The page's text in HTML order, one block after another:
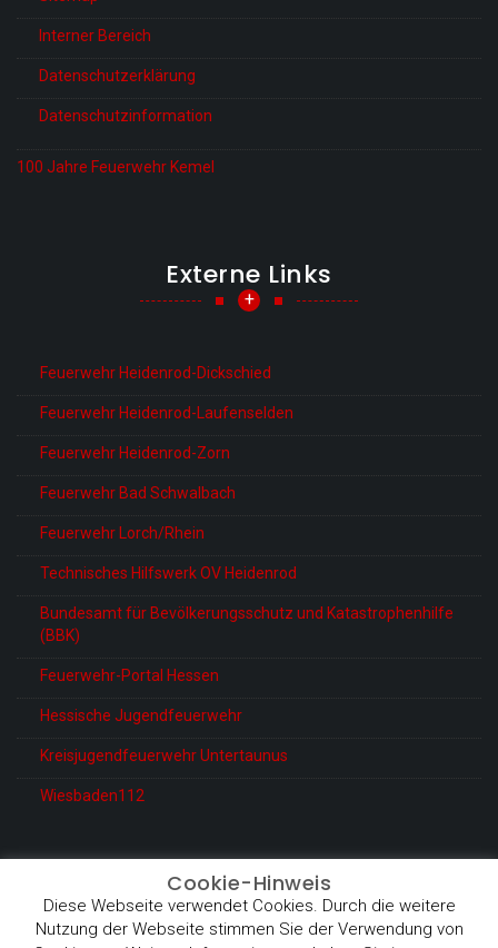
Interner Bereich
Datenschutzerklärung
Datenschutzinformation
100 Jahre Feuerwehr Kemel
Externe Links
+
Feuerwehr Heidenrod-Dickschied
Feuerwehr Heidenrod-Laufenselden
Feuerwehr Heidenrod-Zorn
Feuerwehr Bad Schwalbach
Feuerwehr Lorch/Rhein
Technisches Hilfswerk OV Heidenrod
Bundesamt für Bevölkerungsschutz und Katastrophenhilfe
(BBK)
Feuerwehr-Portal Hessen
Hessische Jugendfeuerwehr
Kreisjugendfeuerwehr Untertaunus
Wiesbaden112
© Feuerwehr Heidenrod-Kemel
Cookie-Hinweis
Diese Webseite verwendet Cookies. Durch die weitere
Nutzung der Webseite stimmen Sie der Verwendung von